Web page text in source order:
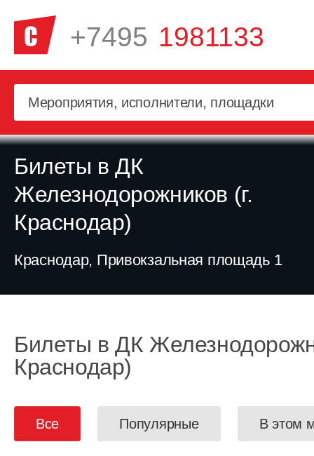
+7495 1981133
Билеты в ДК
Железнодорожников (г.
Краснодар)
Краснодар, Привокзальная площадь 1
Билеты в ДК
Краснодар)
Все Популярные В этом